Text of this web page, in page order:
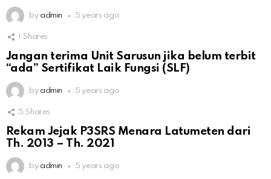
by admin 5 years ago
Shares
Jangan terima Unit Sarusun jika belum terbit
“ada” Sertifikat Laik Fungsi (SLF)
by admin 5 years ago
5 Shares
Rekam Jejak P3SRS Menara Latumeten dari
Th. 2013 – Th. 2021
by admin 5 years ago